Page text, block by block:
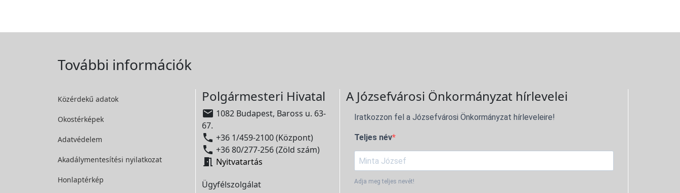
További információk
Közérdekű adatok
Okostérképek
Adatvédelem
Akadálymentesítési nyilatkozat
Honlaptérkép
Polgármesteri Hivatal
 1082 Budapest, Baross u. 63-
67.
 +36 1/459-2100 (Központ)
 +36 80/277-256 (Zöld szám)
 Nyitvatartás
Ügyfélszolgálat
A Józsefvárosi Önkormányzat hírlevelei
Iratkozzon fel a Józsefvárosi Önkormányzat hírleveleire!
Teljes név
Adja meg teljes nevét!